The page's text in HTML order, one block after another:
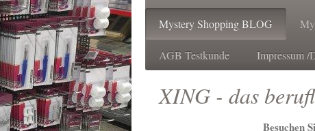
Mystery Shopping BLOG
AGB Testkunde Impressum /
XING - das
Besuchen